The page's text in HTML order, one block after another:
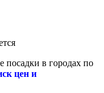
посадки в городах по
цен и